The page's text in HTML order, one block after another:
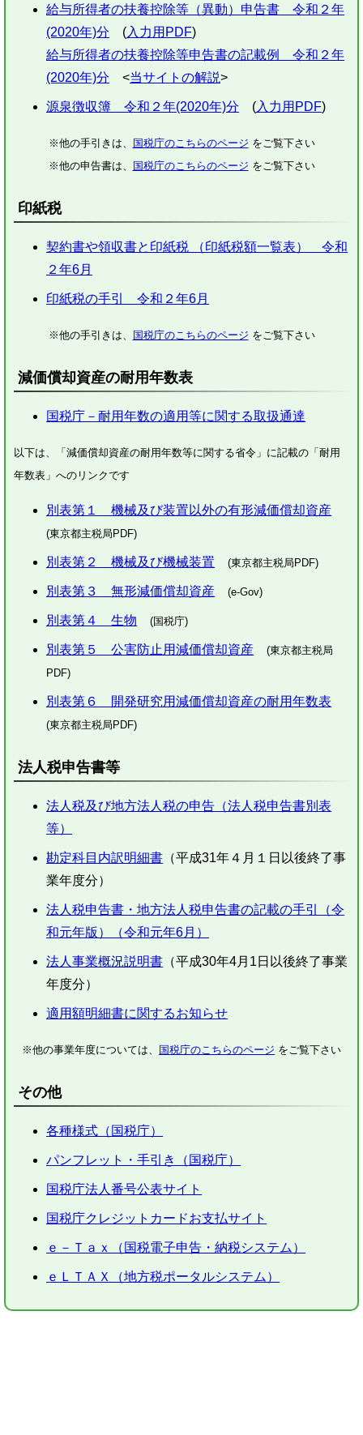
給与所得者の扶養控除等（異動）申告書 令和２年
(2020年)分 (入力用PDF)
給与所得者の扶養控除等申告書の記載例 令和２年
(2020年)分 <当サイトの解説>
源泉徴収簿 令和２年(2020年)分 (入力用PDF)
※他の手引きは、 国税庁のこちらのページ をご覧下さい
※他の申告書は、
国税庁のこちらのページ をご覧下さい
印紙税
契約書や領収書と印紙税 （印紙税額一覧表） 令和
２年6月
印紙税の手引 令和２年6月
※他の手引きは、 国税庁のこちらのページ をご覧下さい
減価償却資産の耐用年数表
国税庁－耐用年数の適用等に関する取扱通達
以下は、「減価償却資産の耐用年数等に関する省令」に記載の「耐用
年数表」へのリンクです
別表第１ 機械及び装置以外の有形減価償却資産
(東京都主税局PDF)
別表第２ 機械及び機械装置 (東京都主税局PDF)
別表第３ 無形減価償却資産 (e-Gov)
別表第４ 生物 (国税庁)
別表第５ 公害防止用減価償却資産
(東京都主税局
PDF)
別表第６ 開発研究用減価償却資産の耐用年数表
(東京都主税局PDF)
法人税申告書等
法人税及び地方法人税の申告（法人税申告書別表
等）
勘定科目内訳明細書 （平成31年４月１日以後終了事
業年度分）
法人税申告書・地方法人税申告書の記載の手引（令
和元年版）（令和元年6月）
法人事業概況説明書 （平成30年4月1日以後終了事業
年度分）
適用額明細書に関するお知らせ
※他の事業年度については、 国税庁のこちらのページ をご覧下さい
その他
各種様式（国税庁）
パンフレット・手引き（国税庁）
国税庁法人番号公表サイト
国税庁クレジットカードお支払サイト
ｅ－Ｔａｘ（国税電子申告・納税システム）
ｅＬＴＡＸ（地方税ポータルシステム）